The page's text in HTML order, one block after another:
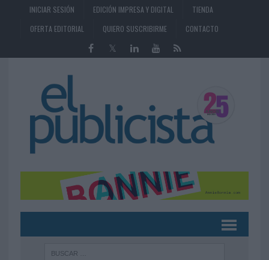
INICIAR SESIÓN EDICIÓN IMPRESA Y DIGITAL
TIENDA
OFERTA EDITORIAL
QUIERO SUSCRIBIRME CONTACTO